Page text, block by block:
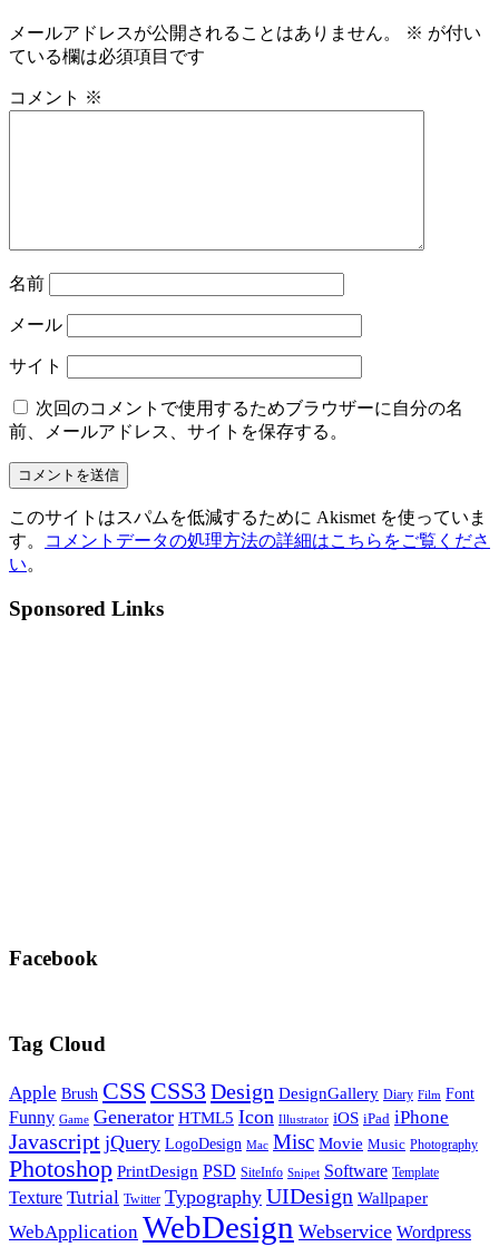
メールアドレスが公開されることはありません。 ※ が付い
ている欄は必須項目です
コメント ※
名前
メール
サイト
次回のコメントで使用するためブラウザーに自分の名
前、メールアドレス、サイトを保存する。
このサイトはスパムを低減するために Akismet を使っていま
す。
コメントデータの処理方法の詳細はこちらをご覧くださ
い。
Sponsored Links
Facebook
Tag Cloud
Apple Brush CSS CSS3 Design DesignGallery Diary Film Font
Funny Game Generator HTML5 Icon Illustrator iOS iPad iPhone
Javascript jQuery LogoDesign Mac Misc Movie Music Photography
Photoshop PrintDesign PSD SiteInfo Snipet Software Template
Texture Tutrial Twitter Typography UIDesign Wallpaper
WebApplication WebDesign Webservice Wordpress